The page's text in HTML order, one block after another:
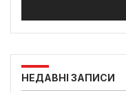
НЕДАВНІ ЗАПИСИ